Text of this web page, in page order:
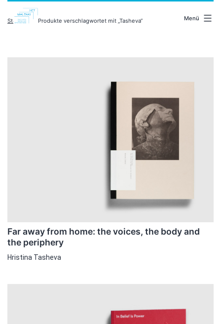
Inhalt
Menü
Startseite / Produkte verschlagwortet mit „Tasheva“
Far away from home: the voices, the body and
the periphery
Hristina Tasheva